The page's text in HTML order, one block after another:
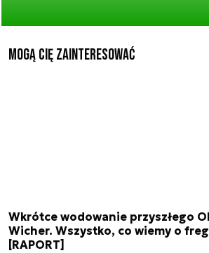
Mogą Cię zainteresować
Wkrótce wodowanie przyszłego
Wicher. Wszystko, co wiemy o
[RAPORT]